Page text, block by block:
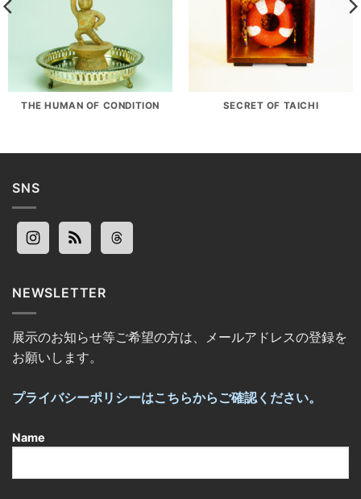
THE HUMAN OF CONDITION SECRET OF TAICHI
SNS
NEWSLETTER
展示のお知らせ等ご希望の方は、メールアドレスの登録を
お願いします。
プライバシーポリシーはこちらからご確認ください。
Name